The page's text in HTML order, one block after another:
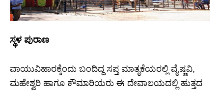
ಸ್ಥಳ ಪುರಾಣ
ವಾಯುವಿಹಾರಕ್ಕೆಂದು ಬಂದಿದ್ದ ಸಪ್ತ ಮಾತೃಕೆಯರಲ್ಲಿ ವೈಷ್ಣವಿ,
ಮಹೇಶ್ವರಿ ಹಾಗೂ ಕೌಮಾರಿಯರು ಈ ದೇವಾಲಯದಲ್ಲಿ ಹುತ್ತದ